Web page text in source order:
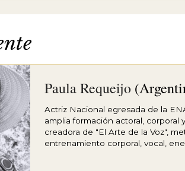
Paula Requeijo
Actriz Nacional egresada de la
amplia formación actoral, corporal
creadora de "El Arte de la Voz",
entrenamiento corporal, vocal,
que hace foco en la voz humana.
experiencia como actriz de teatro,